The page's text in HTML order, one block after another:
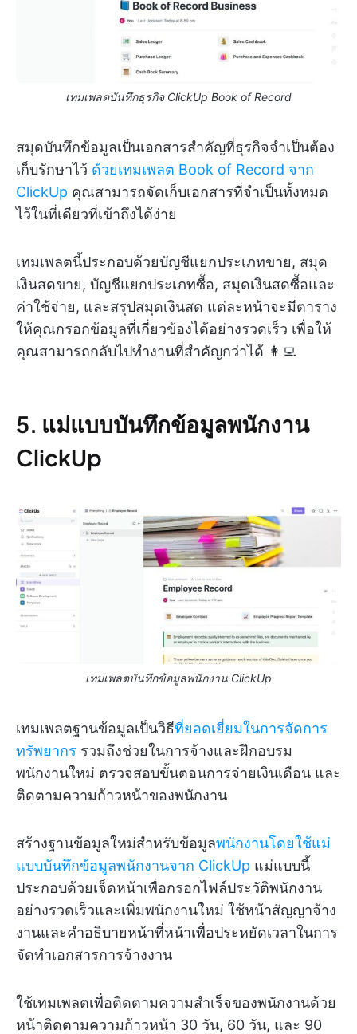
เทมเพลตบันทึกธุรกิจ ClickUp Book of Record
สมุดบันทึกข้อมูลเป็นเอกสารสำคัญที่ธุรกิจจำเป็นต้อง
เก็บรักษาไว้ ด้วยเทมเพลต Book of Record จาก
ClickUp คุณสามารถจัดเก็บเอกสารที่จำเป็นทั้งหมด
ไว้ในที่เดียวที่เข้าถึงได้ง่าย
เทมเพลตนี้ประกอบด้วยบัญชีแยกประเภทขาย, สมุด
เงินสดขาย, บัญชีแยกประเภทซื้อ, สมุดเงินสดซื้อและ
ค่าใช้จ่าย, และสรุปสมุดเงินสด แต่ละหน้าจะมีตาราง
ให้คุณกรอกข้อมูลที่เกี่ยวข้องได้อย่างรวดเร็ว เพื่อให้
คุณสามารถกลับไปทำงานที่สำคัญกว่าได้ 👩‍💻
5. แม่แบบบันทึกข้อมูลพนักงาน
ClickUp
เทมเพลตบันทึกข้อมูลพนักงาน ClickUp
เทมเพลตฐานข้อมูลเป็นวิธีที่ยอดเยี่ยมในการจัดการ
ทรัพยากร รวมถึงช่วยในการจ้างและฝึกอบรม
พนักงานใหม่ ตรวจสอบขั้นตอนการจ่ายเงินเดือน และ
ติดตามความก้าวหน้าของพนักงาน
สร้างฐานข้อมูลใหม่สำหรับข้อมูลพนักงานโดยใช้แม่
แบบบันทึกข้อมูลพนักงานจาก ClickUp แม่แบบนี้
ประกอบด้วยเจ็ดหน้าเพื่อกรอกไฟล์ประวัติพนักงาน
อย่างรวดเร็วและเพิ่มพนักงานใหม่ ใช้หน้าสัญญาจ้าง
งานและคำอธิบายหน้าที่หน้าเพื่อประหยัดเวลาในการ
จัดทำเอกสารการจ้างงาน
ใช้เทมเพลตเพื่อติดตามความสำเร็จของพนักงานด้วย
หน้าติดตามความก้าวหน้า 30 วัน, 60 วัน, และ 90